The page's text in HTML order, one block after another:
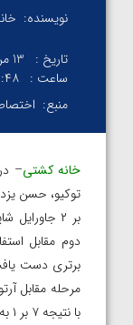
نویسنده:
تاریخ :
13 مرداد 1400
ساعت :
منبع:
خانه کشتی–
بر ۲
برتری دست
مرحله مقابل